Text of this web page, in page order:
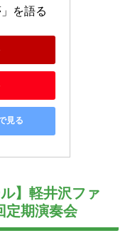
を語る
見る
】軽井沢ファ
定期演奏会